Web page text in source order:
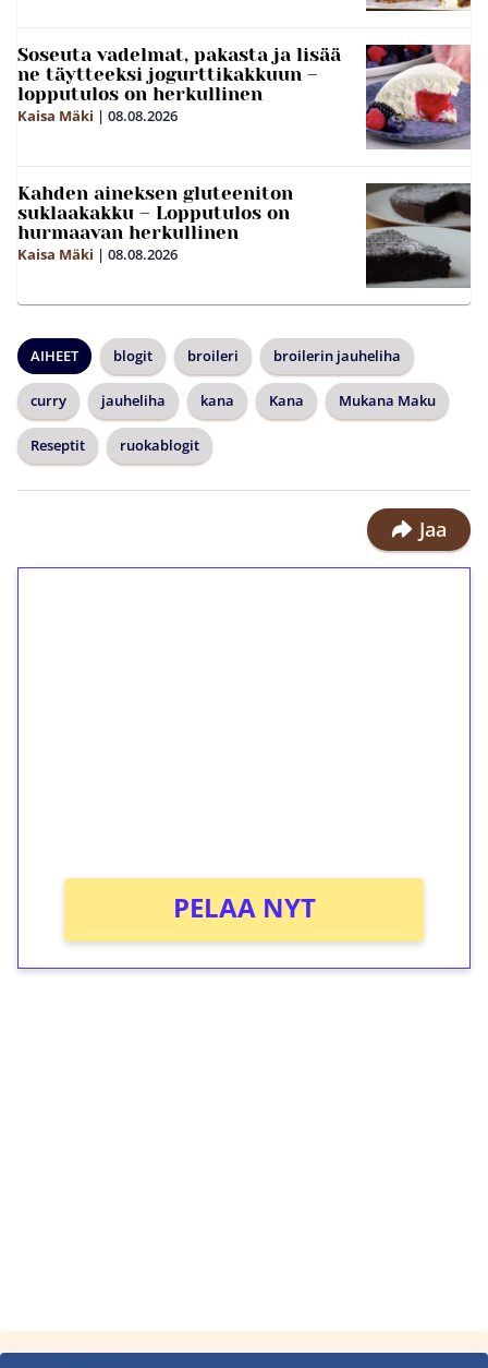
Soseuta vadelmat, pakasta ja lisää
ne täytteeksi jogurttikakkuun –
lopputulos on herkullinen
Kaisa Mäki | 08.08.2026
Kahden aineksen gluteeniton
suklaakakku – Lopputulos on
hurmaavan herkullinen
Kaisa Mäki | 08.08.2026
AIHEET blogit broileri broilerin jauheliha
curry jauheliha kana Kana Mukana Maku
Reseptit ruokablogit
Jaa
PELAA NYT